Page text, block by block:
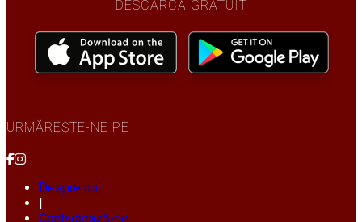
DESCARCĂ GRATUIT
URMĂREȘTE-NE PE
Despre noi
Contactează-ne